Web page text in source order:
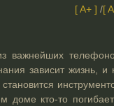
[ A+ ] /[
важнейших
зависит жизнь, и
доме кто-то